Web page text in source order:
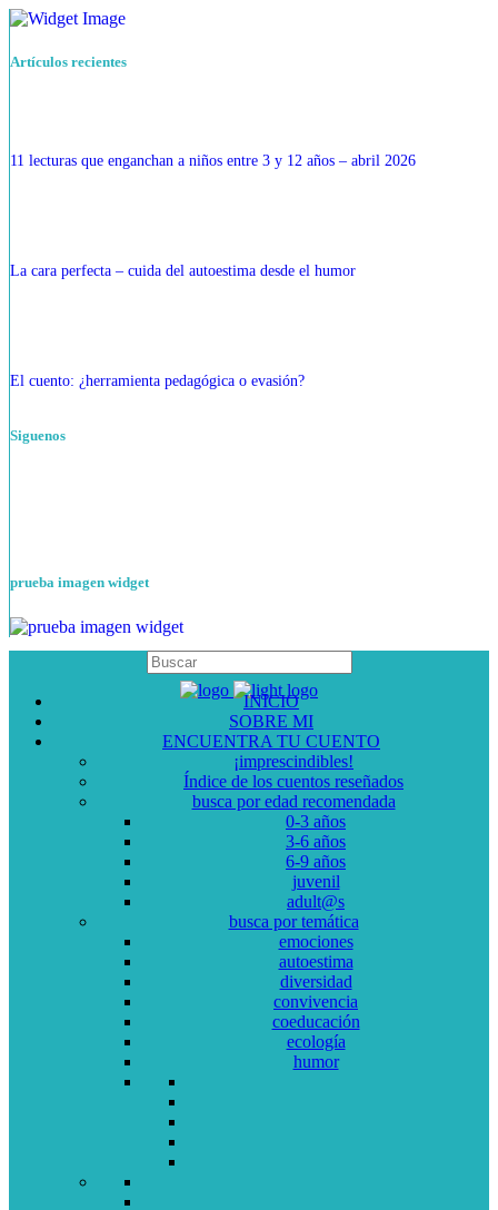
Artículos recientes
11 lecturas que enganchan a niños entre 3 y 12 años – abril 2026
La cara perfecta – cuida del autoestima desde el humor
El cuento: ¿herramienta pedagógica o evasión?
Siguenos
prueba imagen widget
INICIO
SOBRE MI
ENCUENTRA TU CUENTO
¡imprescindibles!
Índice de los cuentos reseñados
busca por edad recomendada
0-3 años
3-6 años
6-9 años
juvenil
adult@s
busca por temática
emociones
autoestima
diversidad
convivencia
coeducación
ecología
humor